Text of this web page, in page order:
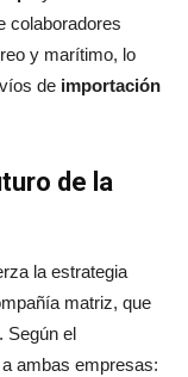
colaboradores
y marítimo, lo
de importación
de la
la estrategia
matriz, que
Según el
ambas empresas: